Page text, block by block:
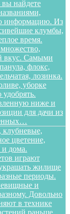
вы найдете
информацию. Из
клумбы,
время.
вкус. Самыми
флокс,
лозинка.
уборке
удобрять.
ниже и
для дачи из
цветение,
и дома.
играют
жилище
периоды.
и
Довольно
в технике
раньше